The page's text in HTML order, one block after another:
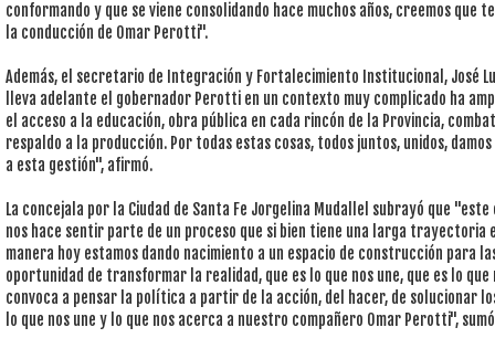
conformando y que se viene consolidando hace muchos años, creemos que
la conducción de Omar Perotti".
Además, el secretario de Integración y Fortalecimiento Institucional, José
lleva adelante el gobernador Perotti en un contexto muy complicado ha
el acceso a la educación, obra pública en cada rincón de la Provincia,
respaldo a la producción. Por todas estas cosas, todos juntos, unidos,
a esta gestión", afirmó.
La concejala por la Ciudad de Santa Fe Jorgelina Mudallel subrayó que
nos hace sentir parte de un proceso que si bien tiene una larga
manera hoy estamos dando nacimiento a un espacio de construcción para
oportunidad de transformar la realidad, que es lo que nos une, que es lo que
convoca a pensar la política a partir de la acción, del hacer, de solucionar
lo que nos une y lo que nos acerca a nuestro compañero Omar Perotti",